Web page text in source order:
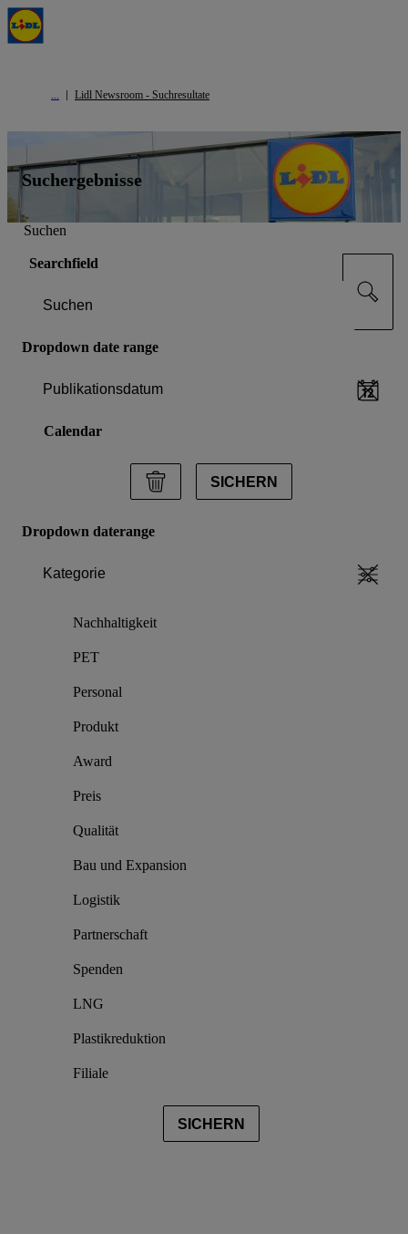
Lidl Newsroom - Suchresultate
Suchergebnisse
Suchen
Searchfield
Dropdown date range
Publikationsdatum
Calendar
SICHERN
Dropdown daterange
Kategorie
Nachhaltigkeit
PET
Personal
Produkt
Award
Preis
Qualität
Bau und Expansion
Logistik
Partnerschaft
Spenden
LNG
Plastikreduktion
Filiale
SICHERN